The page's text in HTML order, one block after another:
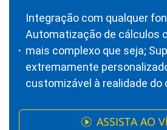
Integração com qualquer
Automatização de cálculos
mais complexo que seja;
extremamente
customizável à realidade do
ASSISTA AO